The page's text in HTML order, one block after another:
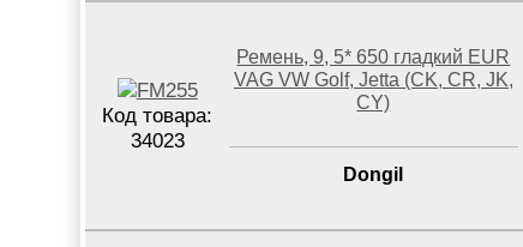
Код товара:
34023
Ремень, 9, 5* 650 гладкий EUR
VAG VW Golf, Jetta (CK, CR, JK,
CY)
Dongil